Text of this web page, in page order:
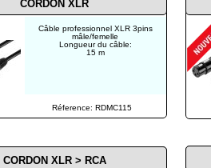
Réference: RDMC115
Câble professionnel XLR 3pins
mâle/femelle
Longueur du câble:
15 m
CORDON XLR
CORDON XLR > RCA